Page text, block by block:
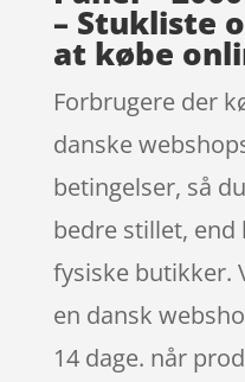
– Stukliste
at købe
Forbrugere der
danske
betingelser, så
bedre stillet, end
fysiske butikker.
en dansk
14 dage. når